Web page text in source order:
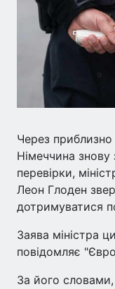
Через
Німеччина знову
перевірки,
Леон Глоден
дотримуватися
Заява міністра
повідомляє
За його словами,